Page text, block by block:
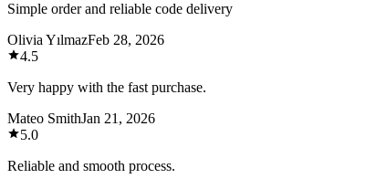
Simple order and reliable code delivery
Olivia YılmazFeb 28, 2026
4.5
Very happy with the fast purchase.
Mateo SmithJan 21, 2026
5.0
Reliable and smooth process.